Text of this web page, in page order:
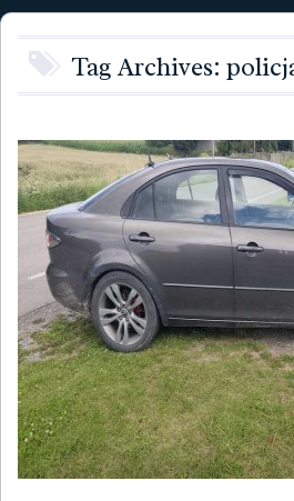
Tag Archives: